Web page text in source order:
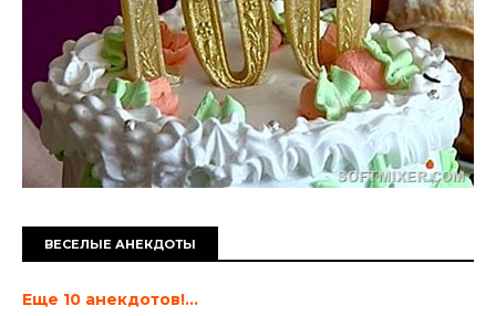
ВЕСЕЛЫЕ АНЕКДОТЫ
Еще 10 анекдотов!...